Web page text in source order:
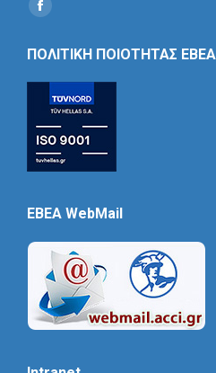
Social
ΠΟΛΙΤΙΚΗ ΠΟΙΟΤΗΤΑΣ ΕΒΕΑ
EBEA WebMail